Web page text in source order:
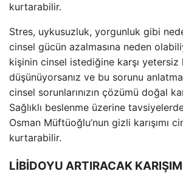
kurtarabilir.
Stres, uykusuzluk, yorgunluk gibi
cinsel gücün azalmasına neden
kişinin cinsel istediğine karşı yetersiz
düşünüyorsanız ve bu sorunu
cinsel sorunlarınızın çözümü doğal
Sağlıklı beslenme üzerine
Osman Müftüoğlu’nun gizli karışımı
kurtarabilir.
LİBİDOYU ARTIRACAK KARIŞIM